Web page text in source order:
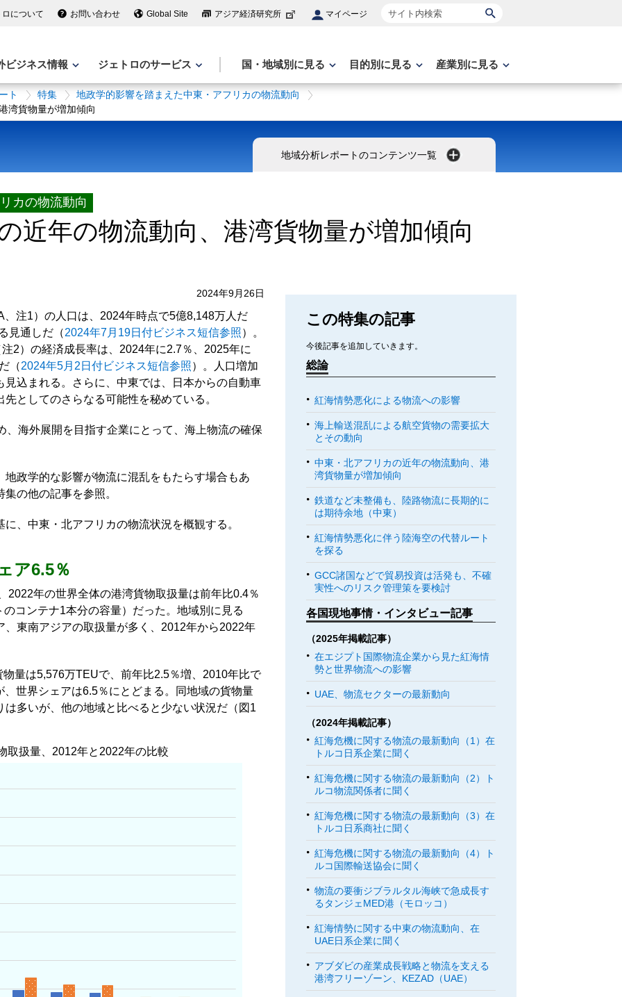
について お問い合わせ Global Site アジア経済研究所 マイページ サイト内検索
ビジネス情報 ジェトロのサービス 国・地域別に見る 目的別に見る 産業別に見る
ト 特集
地政学的影響を踏まえた中東・アフリカの物流動向
湾貨物量が増加傾向
地域分析レポートのコンテンツ一覧
カの物流動向
近年の物流動向、港湾貨物量が増加傾向
2024年9月26日
注1）の人口は、2024年時点で5億8,148万人だ
見通しだ（2024年7月19日付ビジネス短信参照）。
2）の経済成長率は、2024年に2.7％、2025年に
（2024年5月2日付ビジネス短信参照）。人口増加
込まれる。さらに、中東では、日本からの自動車
としてのさらなる可能性を秘めている。
海外展開を目指す企業にとって、海上物流の確保
政学的な影響が物流に混乱をもたらす場合もあ
の他の記事を参照。
、中東・北アフリカの物流状況を概観する。
ア6.5％
2022年の世界全体の港湾貨物取扱量は前年比0.4％
コンテナ1本分の容量）だった。地域別に見る
東南アジアの取扱量が多く、2012年から2022年
量は5,576万TEUで、前年比2.5％増、2010年比で
世界シェアは6.5％にとどまる。同地域の貨物量
多いが、他の地域と比べると少ない状況だ（図1
取扱量、2012年と2022年の比較
この特集の記事
今後記事を追加していきます。
総論
紅海情勢悪化による物流への影響
海上輸送混乱による航空貨物の需要拡大
とその動向
中東・北アフリカの近年の物流動向、港
湾貨物量が増加傾向
鉄道など未整備も、陸路物流に長期的に
は期待余地（中東）
紅海情勢悪化に伴う陸海空の代替ルート
を探る
GCC諸国などで貿易投資は活発も、不確
実性へのリスク管理策を要検討
各国現地事情・インタビュー記事
（2025年掲載記事）
在エジプト国際物流企業から見た紅海情
勢と世界物流への影響
UAE、物流セクターの最新動向
（2024年掲載記事）
紅海危機に関する物流の最新動向（1）在
トルコ日系企業に聞く
紅海危機に関する物流の最新動向（2）ト
ルコ物流関係者に聞く
紅海危機に関する物流の最新動向（3）在
トルコ日系商社に聞く
紅海危機に関する物流の最新動向（4）ト
ルコ国際輸送協会に聞く
物流の要衝ジブラルタル海峡で急成長す
るタンジェMED港（モロッコ）
紅海情勢に関する中東の物流動向、在
UAE日系企業に聞く
アブダビの産業成長戦略と物流を支える
港湾フリーゾーン、KEZAD（UAE）